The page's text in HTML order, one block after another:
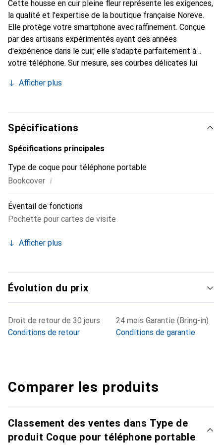
Cette housse en cuir pleine fleur représente les exigences,
la qualité et l'expertise de la boutique française Noreve.
Elle protège votre smartphone avec raffinement. Conçue
par des artisans expérimentés ayant des années
d'expérience dans le cuir, elle s'adapte parfaitement à
votre téléphone. Sur mesure, ses courbes délicates lui
accessoire chic et indispensable pour votre smartphone.
haute qualité, la marque Noreve est un choix fiable pour
une clientèle exigeante.
Afficher plus
Spécifications
Spécifications principales
Type de coque pour téléphone portable
Bookcover i
Éventail de fonctions
Pochette pour cartes de visite
Afficher plus
Évolution du prix
Droit de retour de 30 jours
Conditions de retour
24 mois Garantie (Bring-in)
Conditions de garantie
Comparer les produits
Classement des ventes dans Type de
produit Coque pour téléphone portable